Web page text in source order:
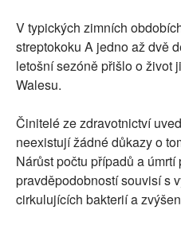
V typických zimních
streptokoku A jedno až dvě
letošní sezóně přišlo o život
Walesu.
Činitelé ze zdravotnictví
neexistují žádné důkazy o
Nárůst počtu případů a
pravděpodobností souvisí s
cirkulujících bakterií a